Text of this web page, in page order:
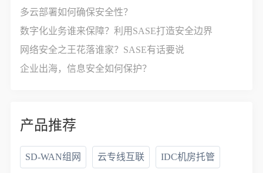
多云部署如何确保安全性？
数字化业务谁来保障？利用SASE打造安全边界
网络安全之王花落谁家？SASE有话要说
企业出海，信息安全如何保护？
产品推荐
SD-WAN组网 云专线互联 IDC机房托管